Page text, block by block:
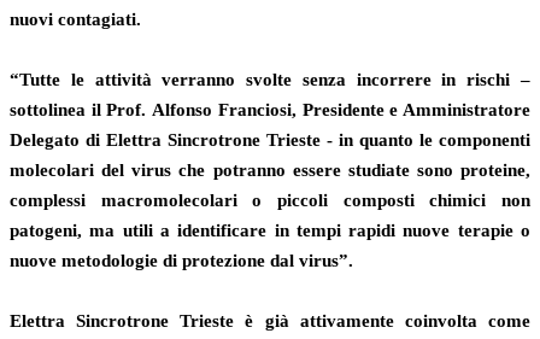
nuovi contagiati.
“Tutte le attività verranno svolte senza incorrere in rischi –
sottolinea il Prof. Alfonso Franciosi, Presidente e Amministratore
Delegato di Elettra Sincrotrone Trieste - in quanto le componenti
molecolari del virus che potranno essere studiate sono proteine,
complessi macromolecolari o piccoli composti chimici non
patogeni, ma utili a identificare in tempi rapidi nuove terapie o
nuove metodologie di protezione dal virus”.
Elettra Sincrotrone Trieste è già attivamente coinvolta come